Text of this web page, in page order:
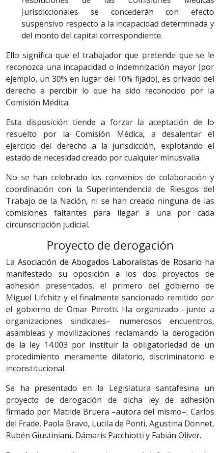
Jurisdiccionales se concederán con efecto
suspensivo respecto a la incapacidad determinada y
del monto del capital correspondiente.
Ello significa que el trabajador que pretende que se le
reconozca una incapacidad o indemnización mayor (por
ejemplo, un 30% en lugar del 10% fijado), es privado del
derecho a percibir lo que ha sido reconocido por la
Comisión Médica.
Esta disposición tiende a forzar la aceptación de lo
resuelto por la Comisión Médica, a desalentar el
ejercicio del derecho a la jurisdicción, explotando el
estado de necesidad creado por cualquier minusvalía.
No se han celebrado los convenios de colaboración y
coordinación con la Superintendencia de Riesgos del
Trabajo de la Nación, ni se han creado ninguna de las
comisiones faltantes para llegar a una por cada
circunscripción judicial.
Proyecto de derogación
LaAsociación de Abogados Laboralistas de Rosario ha
manifestado su oposición a los dos proyectos de
adhesión presentados, el primero del gobierno de
Miguel Lifchitz y el finalmente sancionado remitido por
el gobierno de Omar Perotti. Ha organizado –junto a
organizaciones sindicales– numerosos encuentros,
asambleas y movilizaciones reclamando la derogación
de la ley 14.003 por instituir la obligatoriedad de un
procedimiento meramente dilatorio, discriminatorio e
inconstitucional.
Se ha presentado en la Legislatura santafesina un
proyecto de derogación de dicha ley de adhesión
firmado por Matilde Bruera –autora del mismo–, Carlos
del Frade, Paola Bravo, Lucila de Ponti, Agustina Donnet,
Rubén Giustiniani, Dámaris Pacchiotti y Fabián Oliver.